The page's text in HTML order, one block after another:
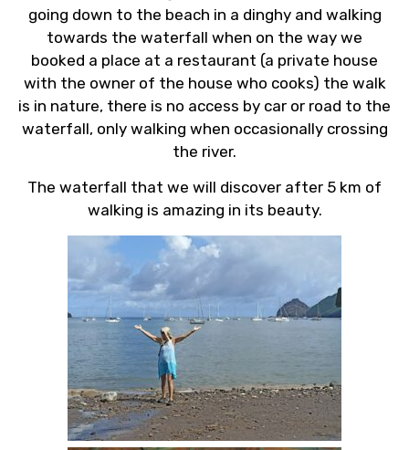
going down to the beach in a dinghy and walking
towards the waterfall when on the way we
booked a place at a restaurant (a private house
with the owner of the house who cooks) the walk
is in nature, there is no access by car or road to the
waterfall, only walking when occasionally crossing
the river.
The waterfall that we will discover after 5 km of
walking is amazing in its beauty.